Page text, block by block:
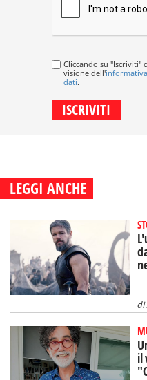
Cliccando su "Iscriviti"
visione dell'
dati.
LEGGI ANCHE
di
il